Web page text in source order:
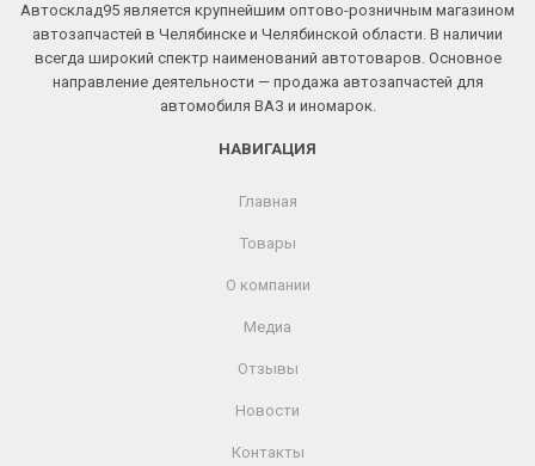
Автосклад95 является крупнейшим оптово-розничным магазином
автозапчастей в Челябинске и Челябинской области. В наличии
всегда широкий спектр наименований автотоваров. Основное
направление деятельности — продажа автозапчастей для
автомобиля ВАЗ и иномарок.
НАВИГАЦИЯ
Главная
Товары
О компании
Медиа
Отзывы
Новости
Контакты